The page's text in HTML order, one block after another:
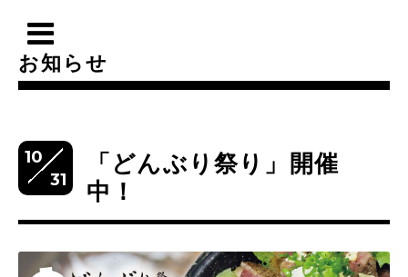
お知らせ
10
31
「どんぶり祭り」開催
中！